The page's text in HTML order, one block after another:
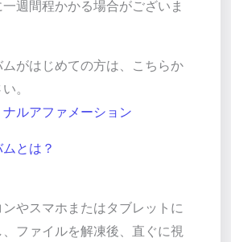
週間程かかる場合がございま
ムがはじめての方は、こちらか
。
ルアファメーション
とは？
やスマホまたはタブレットに
、ファイルを解凍後、直ぐに視